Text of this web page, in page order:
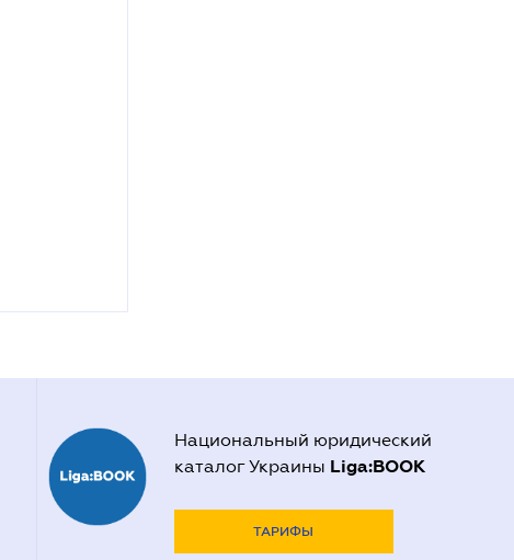
Национальный юридический
каталог Украины Liga:BOOK
ТАРИФЫ